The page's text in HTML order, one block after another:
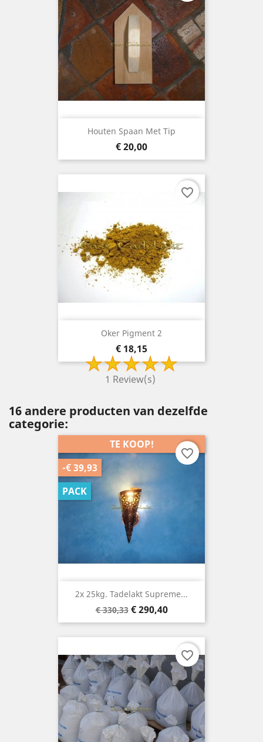
Houten Spaan Met Tip
Prijs
€ 20,00
Oker Pigment 2
Prijs
€ 18,15
1 Review(s)
favorite_border
16 andere producten van dezelfde
categorie:
2x 25kg. Tadelakt Supreme...
Basisprijs
€ 330,33 Prijs
€ 290,40
TE KOOP!
-€ 39,93
PACK
favorite_border
favorite_border